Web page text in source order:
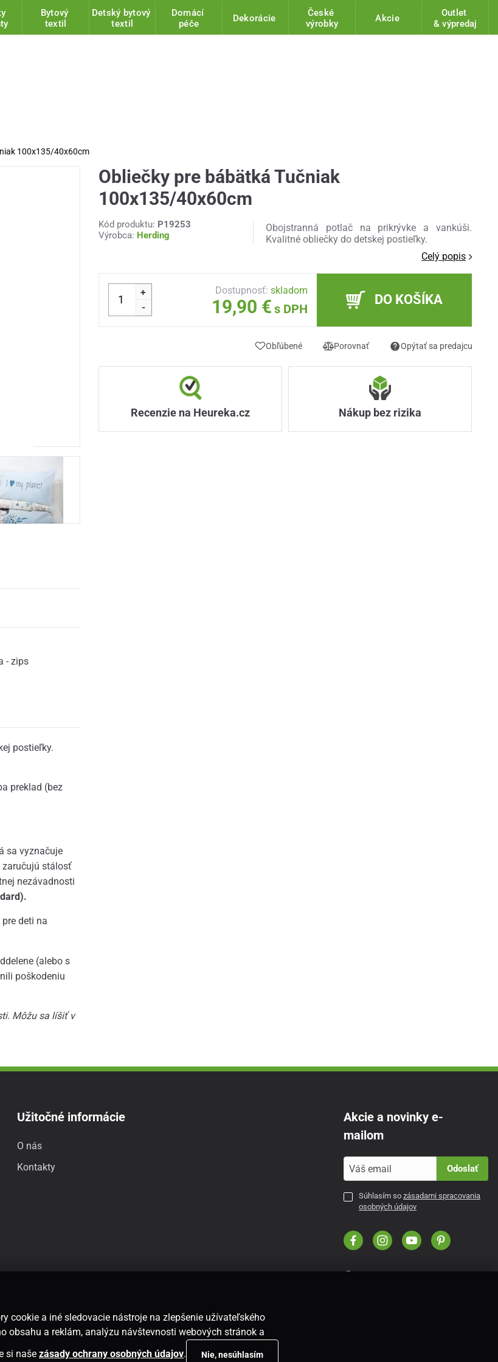
Bytový
textil
Detský bytový
textil
Domácí
péče
Dekorácie
České
výrobky
Akcie
Outlet
& výpredaj
100x135/40x60cm
- zips
postieľky.
preklad (bez
sa vyznačuje
zaručujú stálosť
nezávadnosti
deti na
(alebo s
poškodeniu
Môžu sa líšiť v
Obliečky pre bábätká Tučniak
100x135/40x60cm
Kód produktu: P19253
Výrobca: Herding
Obojstranná potlač na prikrývke a vankúši.
Kvalitné obliečky do detskej postieľky.
Celý popis
+
-
Dostupnosť: skladom
19,90 € s DPH
DO KOŠÍKA
Obľúbené Porovnať Opýtať sa predajcu
Recenzie na Heureka.cz Nákup bez rizika
Užitočné informácie
O nás
Kontakty
Akcie a novinky e-
mailom
Odoslať
Súhlasím sozásadami spracovania
osobných údajov
cookie a iné sledovacie nástroje na zlepšenie užívateľského
obsahu a reklám, analýzu návštevnosti webových stránok a
si naše zásady ochrany osobných údajov. Nie, nesúhlasím